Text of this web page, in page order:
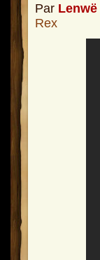
Par Lenwë
Rex